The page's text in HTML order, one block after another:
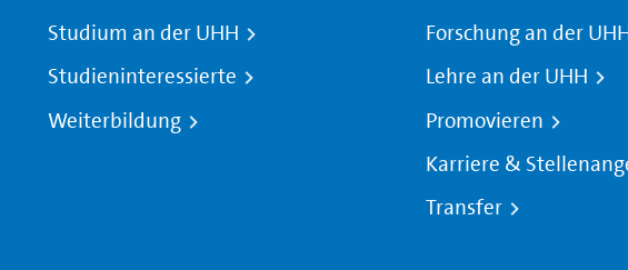
Studium an der UHH
Studieninteressierte
Weiterbildung
Forschung an der
Lehre an der UHH
Promovieren
Karriere &
Transfer